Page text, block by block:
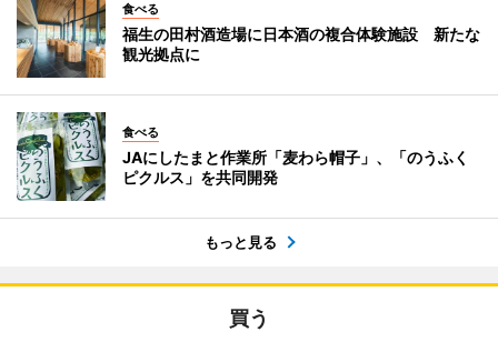
食べる
福生の田村酒造場に日本酒の複合体験施設 新たな
観光拠点に
食べる
JAにしたまと作業所「麦わら帽子」、「のうふく
ピクルス」を共同開発
もっと見る
買う